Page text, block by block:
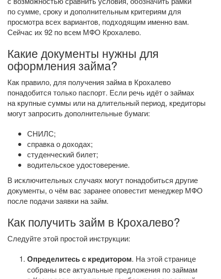
по сумме, сроку и дополнительным критериям для
просмотра всех вариантов, подходящим именно вам.
Сейчас их 92 по всем МФО Крохалево.
Какие документы нужны для
оформления займа?
Как правило, для получения займа в Крохалево
понадобится только паспорт. Если речь идёт о займах
на крупные суммы или на длительный период, кредиторы
могут запросить дополнительные бумаги:
СНИЛС;
справка о доходах;
студенческий билет;
водительское удостоверение.
В исключительных случаях могут понадобиться другие
документы, о чём вас заранее оповестит менеджер МФО
после подачи заявки на займ.
Как получить займ в Крохалево?
Следуйте этой простой инструкции:
Определитесь с кредитором. На этой странице
собраны все актуальные предложения по займам